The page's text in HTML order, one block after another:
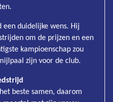
een duidelijke wens. Hij
om de prijzen en een
kampioenschap zou
zijn voor de club.
beste samen, daarom